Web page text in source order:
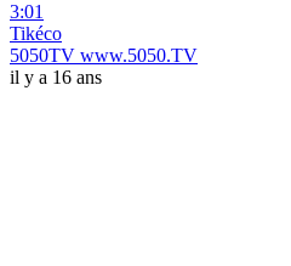
3:01
Tikéco
5050TV www.5050.TV
il y a 16 ans